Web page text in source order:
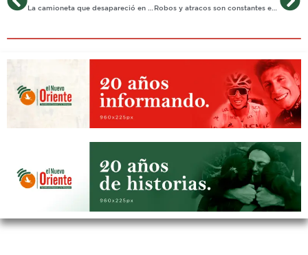
La camioneta que desapareció en el aire (Informe especial) Robos y atracos son constantes en la comuna 6 de Yopal, denuncian habitantes